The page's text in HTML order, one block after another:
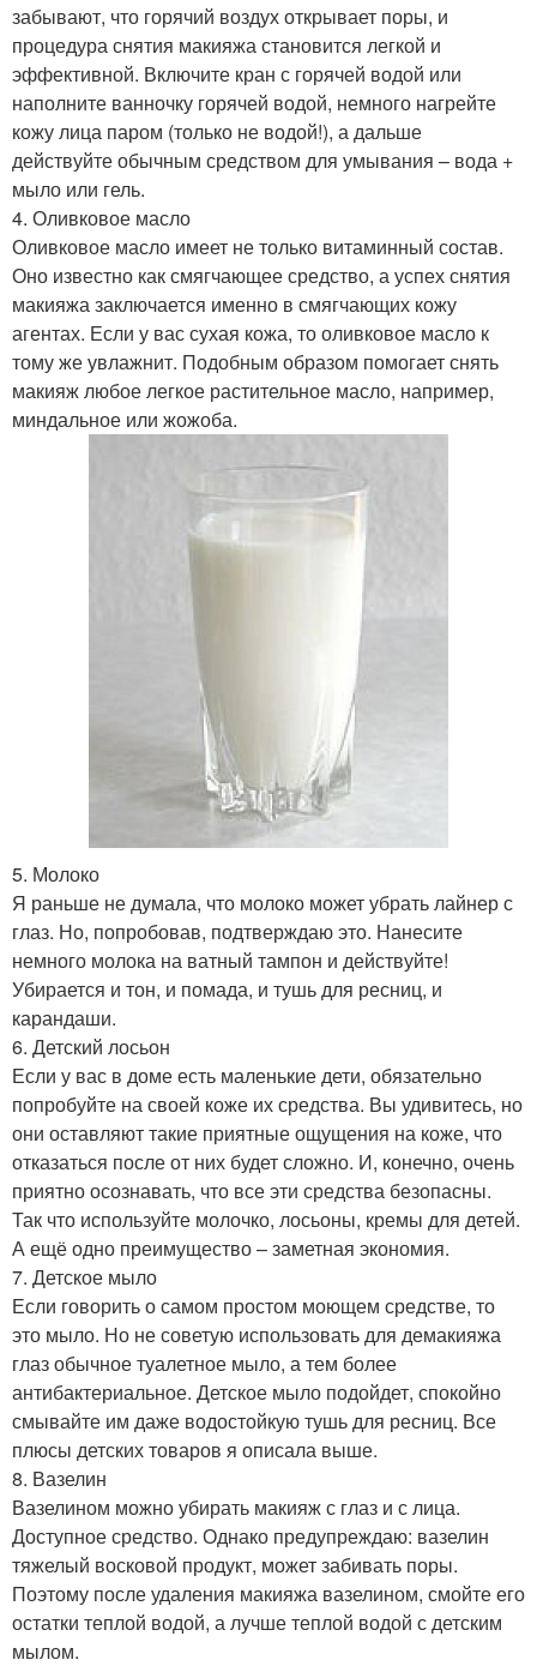
забывают, что горячий воздух открывает поры, и
процедура снятия макияжа становится легкой и
эффективной. Включите кран с горячей водой или
наполните ванночку горячей водой, немного нагрейте
кожу лица паром (только не водой!), а дальше
действуйте обычным средством для умывания – вода +
мыло или гель.
4. Оливковое масло
Оливковое масло имеет не только витаминный состав.
Оно известно как смягчающее средство, а успех снятия
макияжа заключается именно в смягчающих кожу
агентах. Если у вас сухая кожа, то оливковое масло к
тому же увлажнит. Подобным образом помогает снять
макияж любое легкое растительное масло, например,
миндальное или жожоба.
5. Молоко
Я раньше не думала, что молоко может убрать лайнер с
глаз. Но, попробовав, подтверждаю это. Нанесите
немного молока на ватный тампон и действуйте!
Убирается и тон, и помада, и тушь для ресниц, и
карандаши.
6. Детский лосьон
Если у вас в доме есть маленькие дети, обязательно
попробуйте на своей коже их средства. Вы удивитесь, но
они оставляют такие приятные ощущения на коже, что
отказаться после от них будет сложно. И, конечно, очень
приятно осознавать, что все эти средства безопасны.
Так что используйте молочко, лосьоны, кремы для детей.
А ещё одно преимущество – заметная экономия.
7. Детское мыло
Если говорить о самом простом моющем средстве, то
это мыло. Но не советую использовать для демакияжа
глаз обычное туалетное мыло, а тем более
антибактериальное. Детское мыло подойдет, спокойно
смывайте им даже водостойкую тушь для ресниц. Все
плюсы детских товаров я описала выше.
8. Вазелин
Вазелином можно убирать макияж с глаз и с лица.
Доступное средство. Однако предупреждаю: вазелин
тяжелый восковой продукт, может забивать поры.
Поэтому после удаления макияжа вазелином, смойте его
остатки теплой водой, а лучше теплой водой с детским
мылом.